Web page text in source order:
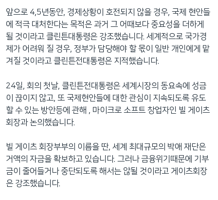
검
색
로
이
앞으로 4,5년동안, 경제상황이 호전되지 않을 경우, 국제 현안들
에 적극 대처한다는 목적은 과거 그 어때보다 중요성을 더하게
될 것이라고 클린튼대통령은 강조했습니다. 세계적으로 국가경
제가 어려워 질 경우, 정부가 담당해야 할 몫이 일반 개인에게 맡
겨질 것이라고 클린튼전대통령은 지적했습니다.
24일, 회의 첫날, 클린튼전대통령은 세계시장의 동요속에 성금
이 끊이지 않고, 또 국제현안들에 대한 관심이 지속되도록 유도
할 수 있는 방안등에 관해 , 마이크로 소프트 창업자인 빌 게이츠
회장과 논의했습니다.
빌 게이츠 회장부부의 이름을 딴, 세계 최대규모의 박애 재단은
거액의 자금을 확보하고 있습니다. 그러나 금융위기때문에 기부
금이 줄어들거나 중단되도록 해서는 않될 것이라고 게이츠회장
은 강조했습니다.